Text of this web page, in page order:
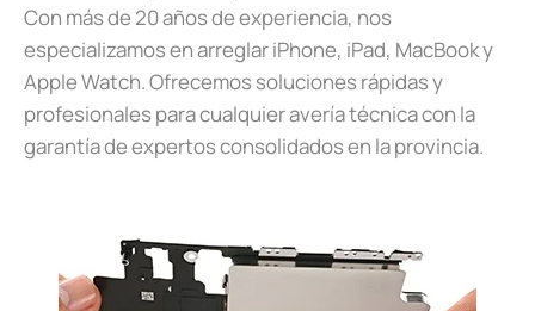
Con más de 20 años de experiencia, nos
especializamos en arreglar iPhone, iPad, MacBook y
Apple Watch. Ofrecemos soluciones rápidas y
profesionales para cualquier avería técnica con la
garantía de expertos consolidados en la provincia.